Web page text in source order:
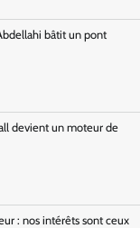
bâtit un pont
devient un moteur de
: nos intérêts sont ceux